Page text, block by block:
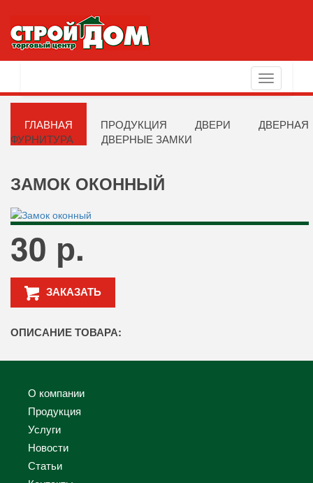
Toggle
navigation
ГЛАВНАЯ ПРОДУКЦИЯ ДВЕРИ
ДВЕРНАЯ
ФУРНИТУРА
ДВЕРНЫЕ ЗАМКИ
ЗАМОК ОКОННЫЙ
30 р.
ЗАКАЗАТЬ
ОПИСАНИЕ ТОВАРА:
О компании
Продукция
Услуги
Новости
Статьи